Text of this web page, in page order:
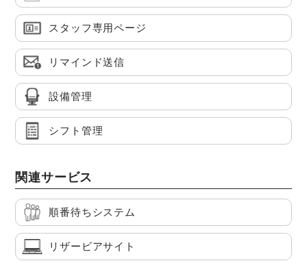
スタッフ専用ページ
リマインド送信
設備管理
シフト管理
関連サービス
順番待ちシステム
リザービアサイト